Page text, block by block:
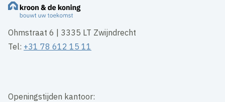
Ohmstraat 6 | 3335 LT Zwijndrecht
Tel: +31 78 612 15 11
Openingstijden kantoor: